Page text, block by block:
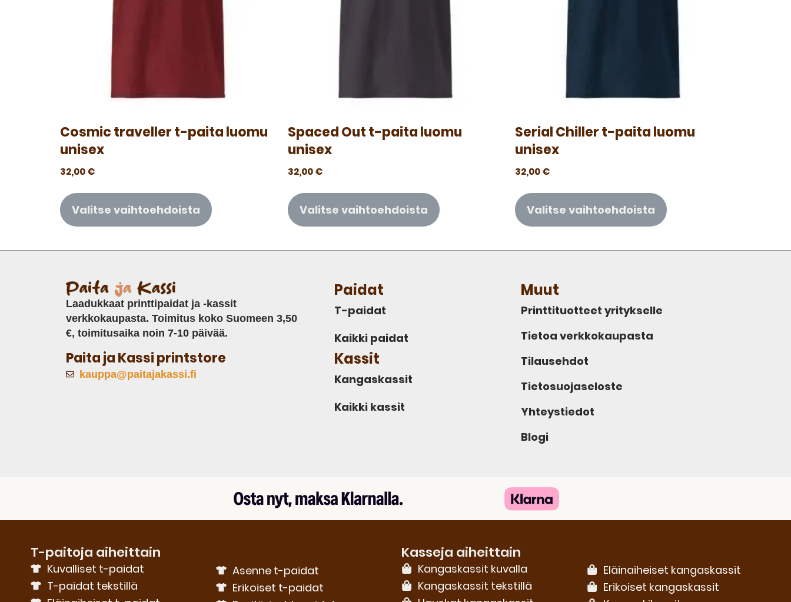
Cosmic traveller t-paita luomu
unisex
32,00€
Valitse vaihtoehdoista
Spaced Out t-paita luomu
unisex
32,00€
Valitse vaihtoehdoista
Serial Chiller t-paita luomu
unisex
32,00€
Valitse vaihtoehdoista
Laadukkaat printtipaidat ja -kassit
verkkokaupasta. Toimitus koko Suomeen 3,50
€, toimitusaika noin 7-10 päivää.
Paita ja Kassi printstore
kauppa@paitajakassi.fi
Paidat
T-paidat
Kaikki paidat
Kassit
Kangaskassit
Kaikki kassit
Muut
Printtituotteet yritykselle
Tietoa verkkokaupasta
Tilausehdot
Tietosuojaseloste
Yhteystiedot
Blogi
T-paitoja aiheittain
Kuvalliset t-paidat
T-paidat tekstillä
Asenne t-paidat
Erikoiset t-paidat
Kasseja aiheittain
Kangaskassit kuvalla
Kangaskassit tekstillä
Eläinaiheiset kangaskassit
Erikoiset kangaskassit